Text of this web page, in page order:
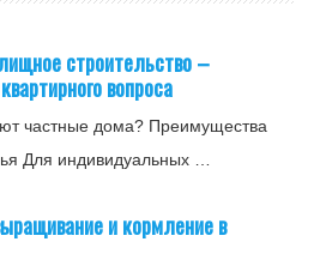
строительство –
вопроса
частные дома? Преимущества
Для индивидуальных …
и кормление в